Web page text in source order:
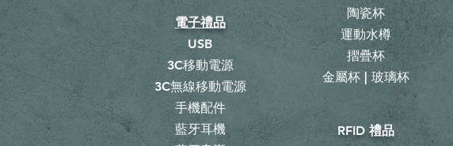
陶瓷杯
運動水樽
摺疊杯
金屬杯 | 玻璃杯
RFID 禮品
電子禮品
USB
3C移動電源
3C無線移動電源
手機配件
藍牙耳機